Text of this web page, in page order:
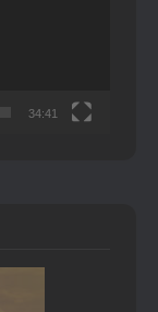
34:41